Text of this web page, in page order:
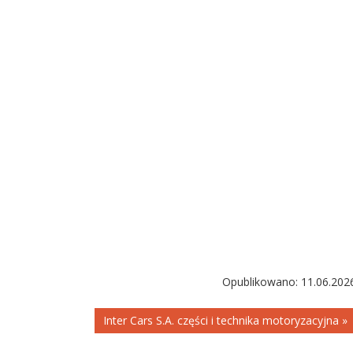
Opublikowano:
Inter Cars S.A. części i technika motoryzacyjna »